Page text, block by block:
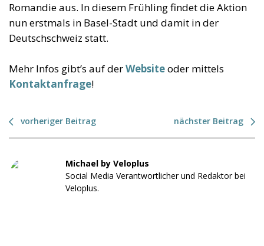
Romandie aus. In diesem Frühling findet die Aktion
nun erstmals in Basel-Stadt und damit in der
Deutschschweiz statt.
Mehr Infos gibt’s auf derWebsiteoder mittels
Kontaktanfrage!
vorheriger Beitrag nächster Beitrag
Michael by Veloplus
Social Media Verantwortlicher und Redaktor bei
Veloplus.